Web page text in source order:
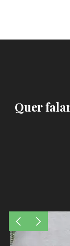
Quer